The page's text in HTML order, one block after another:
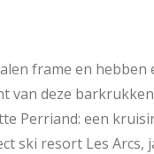
frame en
van deze
Perriand: een
resort Les Arcs,